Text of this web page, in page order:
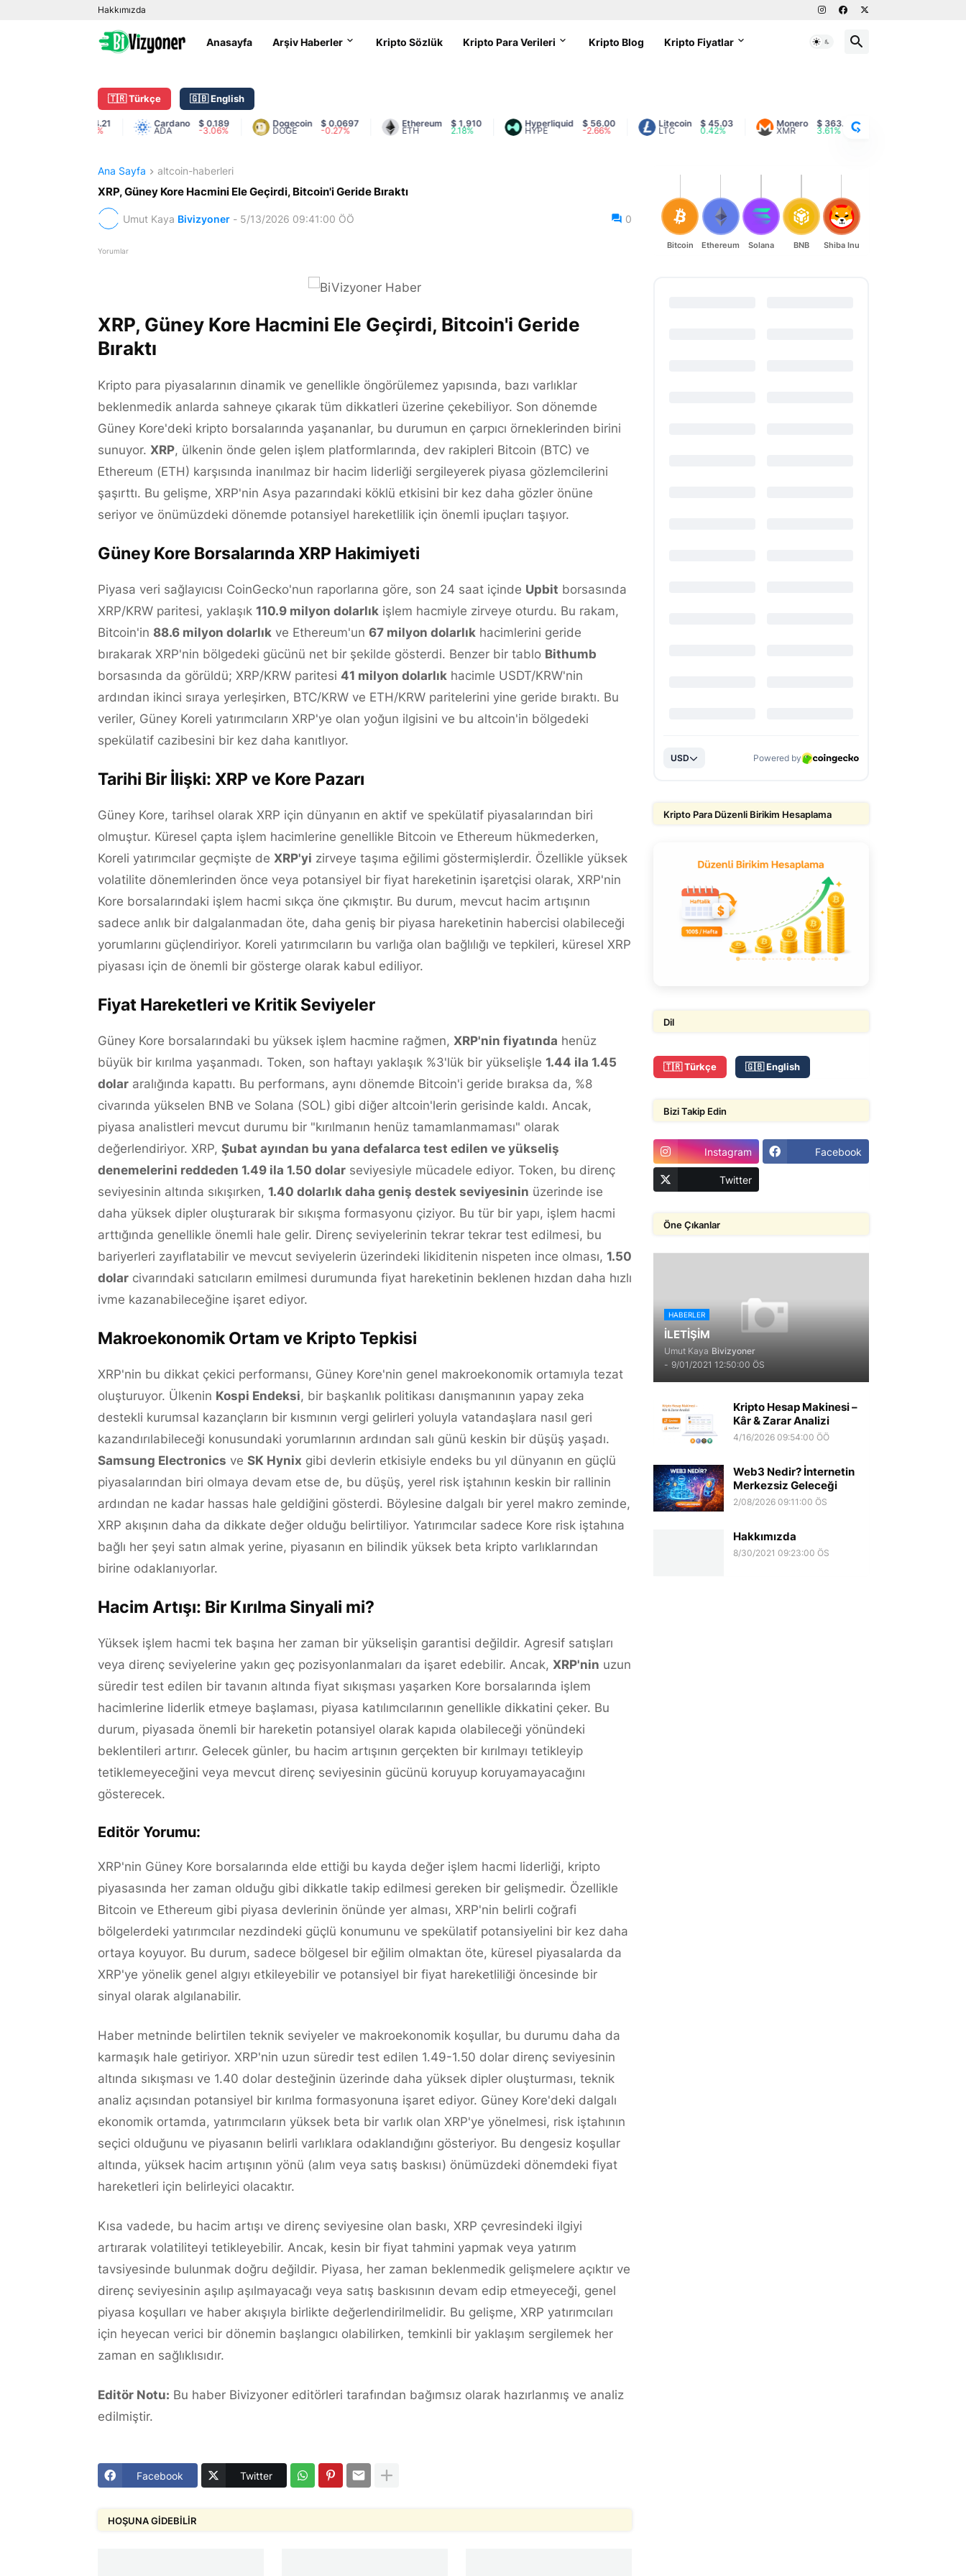
Hakkımızda
Anasayfa Arşiv Haberler Kripto Sözlük Kripto Para Verileri Kripto Blog Kripto Fiyatlar
🇹🇷 Türkçe 🇬🇧 English
Cardano
ADA
$ 0.189
-3.06%
Dogecoin
DOGE
$ 0.0697
-0.27%
Ethereum
ETH
$ 1,910 Hyperliquid
HYPE
$ 56.00
-2.66%
Litecoin
LTC
$ 45.03
0.42%
Monero
XMR
$ 363.39
3.61%
Ana Sayfa altcoin-haberleri
XRP, Güney Kore Hacmini Ele Geçirdi, Bitcoin'i Geride Bıraktı
Umut Kaya Bivizyoner - 5/13/2026 09:41:00 ÖÖ 0
Yorumlar
XRP, Güney Kore Hacmini Ele Geçirdi, Bitcoin'i Geride
Bıraktı
Kripto para piyasalarının dinamik ve genellikle öngörülemez yapısında, bazı varlıklar
beklenmedik anlarda sahneye çıkarak tüm dikkatleri üzerine çekebiliyor. Son dönemde
Güney Kore'deki kripto borsalarında yaşananlar, bu durumun en çarpıcı örneklerinden birini
sunuyor. XRP, ülkenin önde gelen işlem platformlarında, dev rakipleri Bitcoin (BTC) ve
Ethereum (ETH) karşısında inanılmaz bir hacim liderliği sergileyerek piyasa gözlemcilerini
şaşırttı. Bu gelişme, XRP'nin Asya pazarındaki köklü etkisini bir kez daha gözler önüne
seriyor ve önümüzdeki dönemde potansiyel hareketlilik için önemli ipuçları taşıyor.
Güney Kore Borsalarında XRP Hakimiyeti
Piyasa veri sağlayıcısı CoinGecko'nun raporlarına göre, son 24 saat içinde Upbit borsasında
XRP/KRW paritesi, yaklaşık 110.9 milyon dolarlıkişlem hacmiyle zirveye oturdu. Bu rakam,
Bitcoin'in 88.6 milyon dolarlıkve Ethereum'un 67 milyon dolarlıkhacimlerini geride
bırakarak XRP'nin bölgedeki gücünü net bir şekilde gösterdi. Benzer bir tablo Bithumb
borsasında da görüldü; XRP/KRW paritesi 41 milyon dolarlıkhacimle USDT/KRW'nin
ardından ikinci sıraya yerleşirken, BTC/KRW ve ETH/KRW paritelerini yine geride bıraktı. Bu
veriler, Güney Koreli yatırımcıların XRP'ye olan yoğun ilgisini ve bu altcoin'in bölgedeki
spekülatif cazibesini bir kez daha kanıtlıyor.
Tarihi Bir İlişki: XRP ve Kore Pazarı
Güney Kore, tarihsel olarak XRP için dünyanın en aktif ve spekülatif piyasalarından biri
olmuştur. Küresel çapta işlem hacimlerine genellikle Bitcoin ve Ethereum hükmederken,
Koreli yatırımcılar geçmişte de XRP'yi zirveye taşıma eğilimi göstermişlerdir. Özellikle yüksek
volatilite dönemlerinden önce veya potansiyel bir fiyat hareketinin işaretçisi olarak, XRP'nin
Kore borsalarındaki işlem hacmi sıkça öne çıkmıştır. Bu durum, mevcut hacim artışının
sadece anlık bir dalgalanmadan öte, daha geniş bir piyasa hareketinin habercisi olabileceği
yorumlarını güçlendiriyor. Koreli yatırımcıların bu varlığa olan bağlılığı ve tepkileri, küresel XRP
piyasası için de önemli bir gösterge olarak kabul ediliyor.
Fiyat Hareketleri ve Kritik Seviyeler
Güney Kore borsalarındaki bu yüksek işlem hacmine rağmen, XRP'nin fiyatında henüz
büyük bir kırılma yaşanmadı. Token, son haftayı yaklaşık %3'lük bir yükselişle 1.44 ila 1.45
dolararalığında kapattı. Bu performans, aynı dönemde Bitcoin'i geride bıraksa da, %8
civarında yükselen BNB ve Solana (SOL) gibi diğer altcoin'lerin gerisinde kaldı. Ancak,
piyasa analistleri mevcut durumu bir "kırılmanın henüz tamamlanmaması" olarak
değerlendiriyor. XRP, Şubat ayından bu yana defalarca test edilen ve yükseliş
denemelerini reddeden 1.49 ila 1.50 dolarseviyesiyle mücadele ediyor. Token, bu direnç
seviyesinin altında sıkışırken, 1.40 dolarlık daha geniş destek seviyesinin üzerinde ise
daha yüksek dipler oluşturarak bir sıkışma formasyonu çiziyor. Bu tür bir yapı, işlem hacmi
arttığında genellikle önemli hale gelir. Direnç seviyelerinin tekrar tekrar test edilmesi, bu
bariyerleri zayıflatabilir ve mevcut seviyelerin üzerindeki likiditenin nispeten ince olması, 1.50
dolarcivarındaki satıcıların emilmesi durumunda fiyat hareketinin beklenen hızdan daha hızlı
ivme kazanabileceğine işaret ediyor.
Makroekonomik Ortam ve Kripto Tepkisi
XRP'nin bu dikkat çekici performansı, Güney Kore'nin genel makroekonomik ortamıyla tezat
oluşturuyor. Ülkenin Kospi Endeksi, bir başkanlık politikası danışmanının yapay zeka
destekli kurumsal kazançların bir kısmının vergi gelirleri yoluyla vatandaşlara nasıl geri
kazandırılabileceği konusundaki yorumlarının ardından salı günü keskin bir düşüş yaşadı.
Samsung Electronics ve SK Hynix gibi devlerin etkisiyle endeks bu yıl dünyanın en güçlü
piyasalarından biri olmaya devam etse de, bu düşüş, yerel risk iştahının keskin bir rallinin
ardından ne kadar hassas hale geldiğini gösterdi. Böylesine dalgalı bir yerel makro zeminde,
XRP akışının daha da dikkate değer olduğu belirtiliyor. Yatırımcılar sadece Kore risk iştahına
bağlı her şeyi satın almak yerine, piyasanın en bilindik yüksek beta kripto varlıklarından
birine odaklanıyorlar.
Hacim Artışı: Bir Kırılma Sinyali mi?
Yüksek işlem hacmi tek başına her zaman bir yükselişin garantisi değildir. Agresif satışları
veya direnç seviyelerine yakın geç pozisyonlanmaları da işaret edebilir. Ancak, XRP'nin uzun
süredir test edilen bir tavanın altında fiyat sıkışması yaşarken Kore borsalarında işlem
hacimlerine liderlik etmeye başlaması, piyasa katılımcılarının genellikle dikkatini çeker. Bu
durum, piyasada önemli bir hareketin potansiyel olarak kapıda olabileceği yönündeki
beklentileri artırır. Gelecek günler, bu hacim artışının gerçekten bir kırılmayı tetikleyip
tetiklemeyeceğini veya mevcut direnç seviyesinin gücünü koruyup koruyamayacağını
gösterecek.
Editör Yorumu:
XRP'nin Güney Kore borsalarında elde ettiği bu kayda değer işlem hacmi liderliği, kripto
piyasasında her zaman olduğu gibi dikkatle takip edilmesi gereken bir gelişmedir. Özellikle
Bitcoin ve Ethereum gibi piyasa devlerinin önünde yer alması, XRP'nin belirli coğrafi
bölgelerdeki yatırımcılar nezdindeki güçlü konumunu ve spekülatif potansiyelini bir kez daha
ortaya koyuyor. Bu durum, sadece bölgesel bir eğilim olmaktan öte, küresel piyasalarda da
XRP'ye yönelik genel algıyı etkileyebilir ve potansiyel bir fiyat hareketliliği öncesinde bir
sinyal olarak algılanabilir.
Haber metninde belirtilen teknik seviyeler ve makroekonomik koşullar, bu durumu daha da
karmaşık hale getiriyor. XRP'nin uzun süredir test edilen 1.49-1.50 dolar direnç seviyesinin
altında sıkışması ve 1.40 dolar desteğinin üzerinde daha yüksek dipler oluşturması, teknik
analiz açısından potansiyel bir kırılma formasyonuna işaret ediyor. Güney Kore'deki dalgalı
ekonomik ortamda, yatırımcıların yüksek beta bir varlık olan XRP'ye yönelmesi, risk iştahının
seçici olduğunu ve piyasanın belirli varlıklara odaklandığını gösteriyor. Bu dengesiz koşullar
altında, yüksek hacim artışının yönü (alım veya satış baskısı) önümüzdeki dönemdeki fiyat
hareketleri için belirleyici olacaktır.
Kısa vadede, bu hacim artışı ve direnç seviyesine olan baskı, XRP çevresindeki ilgiyi
artırarak volatiliteyi tetikleyebilir. Ancak, kesin bir fiyat tahmini yapmak veya yatırım
tavsiyesinde bulunmak doğru değildir. Piyasa, her zaman beklenmedik gelişmelere açıktır ve
direnç seviyesinin aşılıp aşılmayacağı veya satış baskısının devam edip etmeyeceği, genel
piyasa koşulları ve haber akışıyla birlikte değerlendirilmelidir. Bu gelişme, XRP yatırımcıları
için heyecan verici bir dönemin başlangıcı olabilirken, temkinli bir yaklaşım sergilemek her
zaman en sağlıklısıdır.
Editör Notu: Bu haber Bivizyoner editörleri tarafından bağımsız olarak hazırlanmış ve analiz
edilmiştir.
Facebook Twitter
HOŞUNA GIDEBILIR
Bitcoin Ethereum Solana BNB Shiba Inu
Kripto Para Düzenli Birikim Hesaplama
Dil
🇹🇷 Türkçe 🇬🇧 English
Bizi Takip Edin
Instagram Facebook
Twitter
Öne Çıkanlar
HABERLER
İLETİŞİM
Umut Kaya Bivizyoner
- 9/01/2021 12:50:00 ÖS
Kripto Hesap Makinesi –
Kâr & Zarar Analizi
4/16/2026 09:54:00 ÖÖ
Web3 Nedir? İnternetin
Merkezsiz Geleceği
2/08/2026 09:11:00 ÖS
Hakkımızda
8/30/2021 09:23:00 ÖS